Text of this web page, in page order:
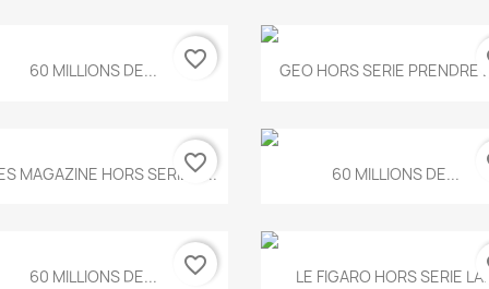
Aperçu rapide
60 MILLIONS DE... favorite_border Aperçu rapide
GEO HORS SERIE PRENDRE
Aperçu rapide
MAGAZINE HORS SERIE N...
favorite_border Aperçu rapide
60 MILLIONS DE...
Aperçu rapide
60 MILLIONS DE... favorite_border Aperçu rapide
LE FIGARO HORS SERIE